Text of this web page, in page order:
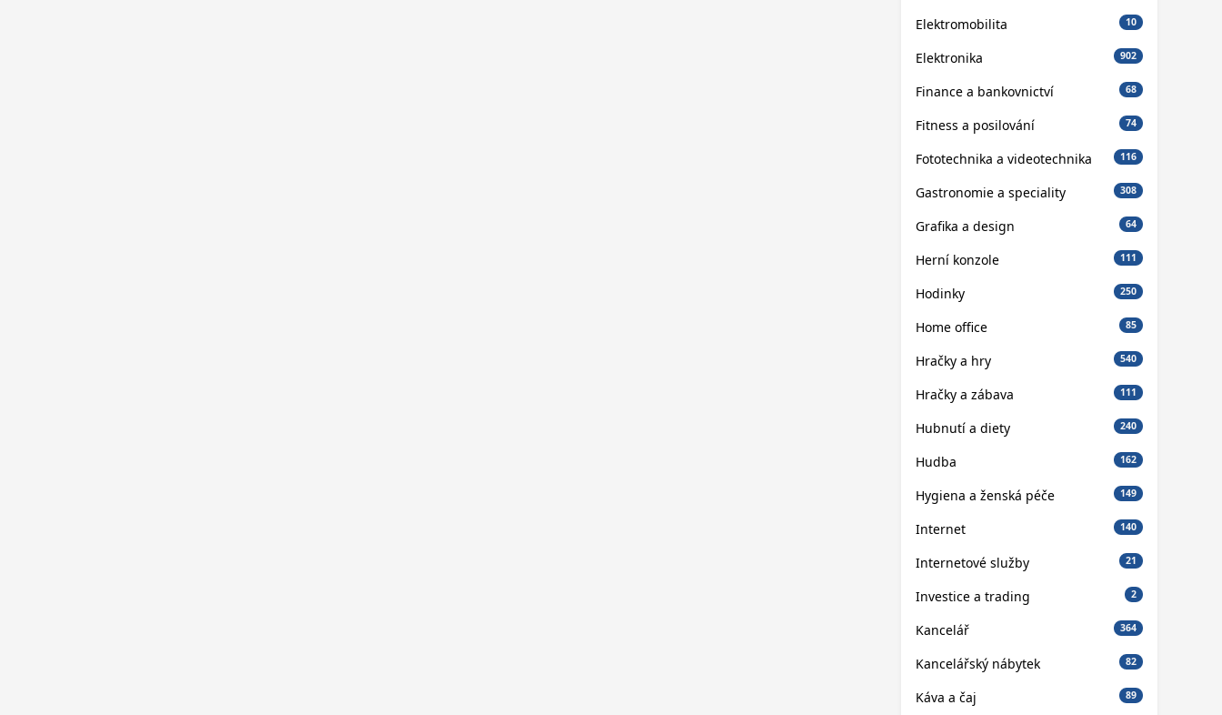
Elektromobilita 10
Elektronika 902
Finance a bankovnictví 68
Fitness a posilování 74
Fototechnika a videotechnika 116
Gastronomie a speciality 308
Grafika a design 64
Herní konzole 111
Hodinky 250
Home office 85
Hračky a hry 540
Hračky a zábava 111
Hubnutí a diety 240
Hudba 162
Hygiena a ženská péče 149
Internet 140
Internetové služby 21
Investice a trading 2
Kancelář 364
Kancelářský nábytek 82
Káva a čaj 89